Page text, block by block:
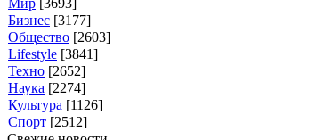
Бизнес [3177]
Общество [2603]
Lifestyle [3841]
Техно [2652]
Наука [2274]
Культура [1126]
Спорт [2512]